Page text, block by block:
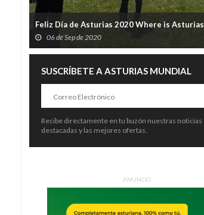
Feliz Día de Asturias 2020 Where is Asturias
06 de Sep de 2020
SUSCRÍBETE A ASTURIAS MUNDIAL
Recibe directamente en tu buzón nuestras noticias
destacadas y las mejores ofertas.
ANUNCIO